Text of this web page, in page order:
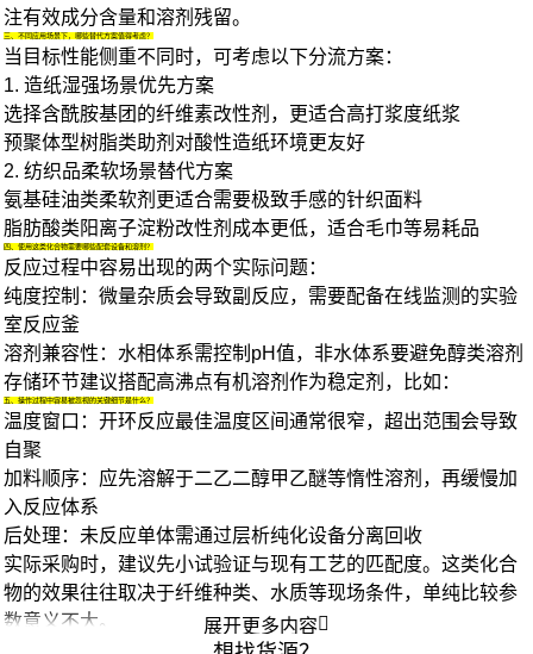
注有效成分含量和溶剂残留。
三、不同应用场景下，哪些替代方案值得考虑？
当目标性能侧重不同时，可考虑以下分流方案：
1. 造纸湿强场景优先方案
选择含酰胺基团的纤维素改性剂 ，更适合高打浆度纸浆
预聚体型树脂类助剂对酸性造纸环境更友好
2. 纺织品柔软场景替代方案
氨基硅油类柔软剂更适合需要极致手感的针织面料
脂肪酸类 阳离子淀粉改性剂 成本更低，适合毛巾等易耗品
四、使用这类化合物需要哪些配套设备和溶剂？
反应过程中容易出现的两个实际问题：
纯度控制 ：微量杂质会导致副反应，需要配备在线监测的实验
室反应釜
溶剂兼容性 ：水相体系需控制pH值，非水体系要避免醇类溶剂
存储环节建议搭配高沸点有机溶剂 作为稳定剂，比如：
五、操作过程中容易被忽视的关键细节是什么？
温度窗口 ：开环反应最佳温度区间通常很窄，超出范围会导致
自聚
加料顺序：应先溶解于二乙二醇甲乙醚等惰性溶剂，再缓慢加
入反应体系
后处理 ：未反应单体需通过层析纯化设备分离回收
实际采购时，建议先小试验证与现有工艺的匹配度。这类化合
物的效果往往取决于纤维种类、水质等现场条件，单纯比较参
数意义不大。
展开更多内容